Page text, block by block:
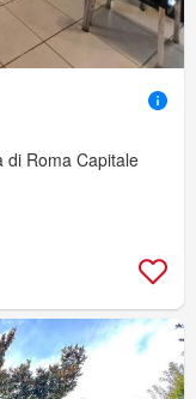
di Roma Capitale